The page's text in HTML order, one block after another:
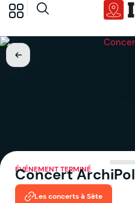
ÉVÉNEMENT TERMINÉ
Concert ArchiPol
Les concerts à Sète